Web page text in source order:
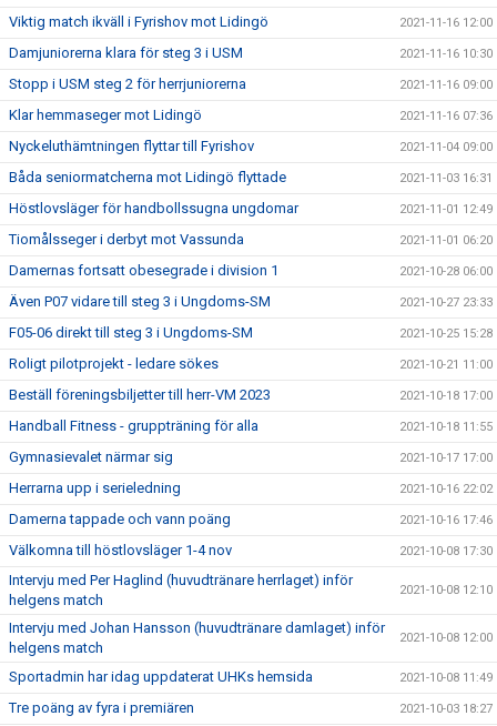
Viktig match ikväll i Fyrishov mot Lidingö 2021-11-16 12:00
Damjuniorerna klara för steg 3 i USM 2021-11-16 10:30
Stopp i USM steg 2 för herrjuniorerna 2021-11-16 09:00
Klar hemmaseger mot Lidingö 2021-11-16 07:36
Nyckeluthämtningen flyttar till Fyrishov 2021-11-04 09:00
Båda seniormatcherna mot Lidingö flyttade 2021-11-03 16:31
Höstlovsläger för handbollssugna ungdomar 2021-11-01 12:49
Tiomålsseger i derbyt mot Vassunda 2021-11-01 06:20
Damernas fortsatt obesegrade i division 1 2021-10-28 06:00
Även P07 vidare till steg 3 i Ungdoms-SM 2021-10-27 23:33
F05-06 direkt till steg 3 i Ungdoms-SM 2021-10-25 15:28
Roligt pilotprojekt - ledare sökes 2021-10-21 11:00
Beställ föreningsbiljetter till herr-VM 2023 2021-10-18 17:00
Handball Fitness - gruppträning för alla 2021-10-18 11:55
Gymnasievalet närmar sig 2021-10-17 17:00
Herrarna upp i serieledning 2021-10-16 22:02
Damerna tappade och vann poäng 2021-10-16 17:46
Välkomna till höstlovsläger 1-4 nov 2021-10-08 17:30
Intervju med Per Haglind (huvudtränare herrlaget) inför
helgens match
2021-10-08 12:10
Intervju med Johan Hansson (huvudtränare damlaget) inför
helgens match
2021-10-08 12:00
Sportadmin har idag uppdaterat UHKs hemsida 2021-10-08 11:49
Tre poäng av fyra i premiären 2021-10-03 18:27